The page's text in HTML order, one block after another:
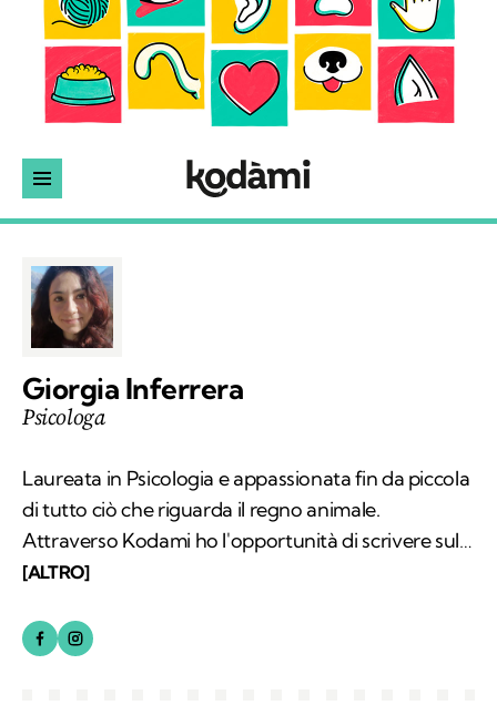
Giorgia Inferrera
Psicologa
Laureata in Psicologia e appassionata fin da piccola
di tutto ciò che riguarda il regno animale.
Attraverso Kodami ho l'opportunità di scrivere sul
modo in cui questi due universi dialogano.
[ALTRO]